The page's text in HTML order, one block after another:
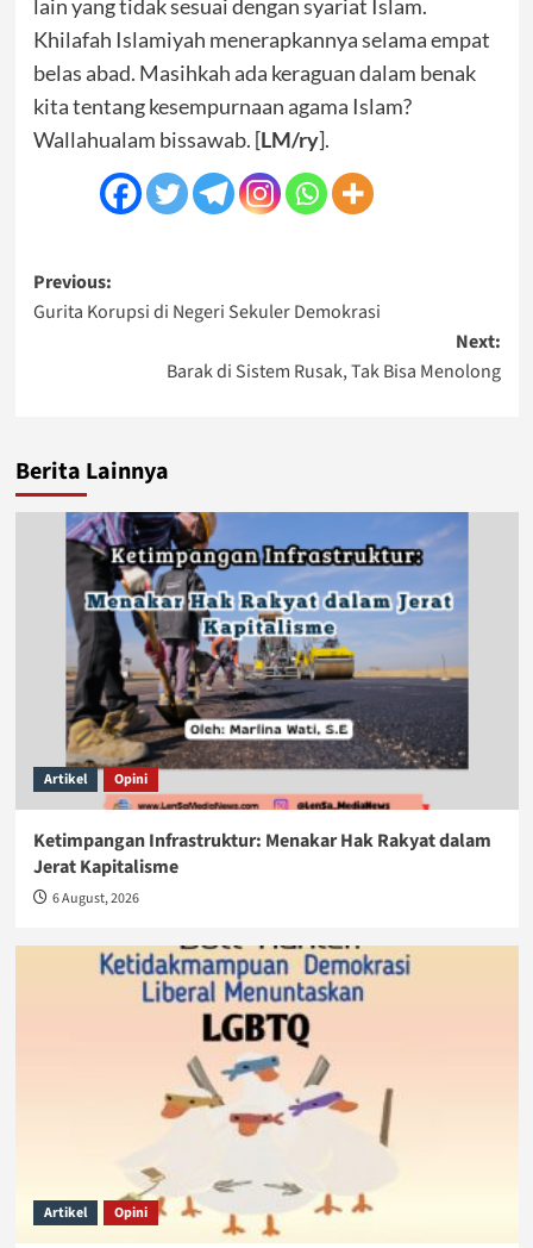
lain yang tidak sesuai dengan syariat Islam.
Khilafah Islamiyah menerapkannya selama empat
belas abad. Masihkah ada keraguan dalam benak
kita tentang kesempurnaan agama Islam?
Wallahualam bissawab. [LM/ry].
Post
navigation
Previous:
Gurita Korupsi di Negeri Sekuler Demokrasi
Next:
Barak di Sistem Rusak, Tak Bisa Menolong
Berita Lainnya
Artikel Opini
Ketimpangan Infrastruktur: Menakar Hak Rakyat dalam
Jerat Kapitalisme
6 August, 2026
Artikel Opini